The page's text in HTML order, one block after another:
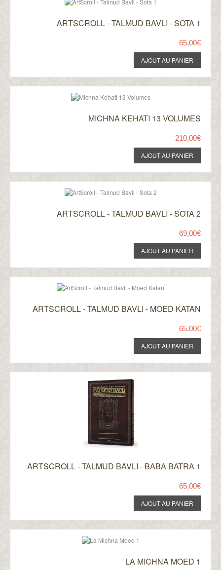
ARTSCROLL - TALMUD BAVLI - SOTA 1
65,00€
MICHNA KEHATI 13 VOLUMES
210,00€
ARTSCROLL - TALMUD BAVLI - SOTA 2
69,00€
ARTSCROLL - TALMUD BAVLI - MOED KATAN
65,00€
ARTSCROLL - TALMUD BAVLI - BABA BATRA 1
65,00€
LA MICHNA MOED 1